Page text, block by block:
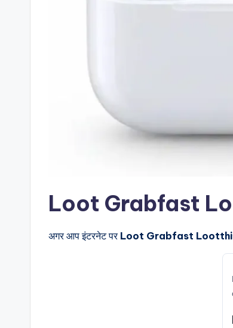
Loot Grabfast
अगर आप इंटरनेट पर Loot Grabfast